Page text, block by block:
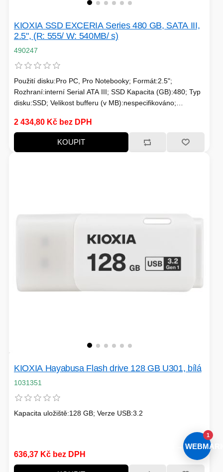
KIOXIA SSD EXCERIA Series 480 GB, SATA III,
2.5", (R: 555/ W: 540MB/ s)
490247
Použití disku:Pro PC, Pro Notebooky; Formát:2.5";
Rozhraní:interní Serial ATA III; SSD Kapacita (GB):480; Typ
disku:SSD; Velikost bufferu (v MB):nespecifikováno;
MB/s:450MB/s a víc; Typ paměti SSD:3D TLC; Životnost
zápisu SSD v TB:Min. 100 TBW
2 434,80 Kč bez DPH
KOUPIT
KIOXIA Hayabusa Flash drive 128 GB U301, bílá
1031351
Kapacita uložiště:128 GB; Verze USB:3.2
636,37 Kč bez DPH
AI →
1